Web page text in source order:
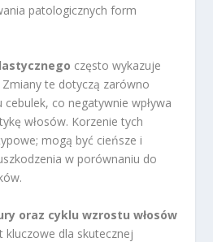
patologicznych form
często wykazuje
te dotyczą zarówno
cebulek, co negatywnie wpływa
włosów. Korzenie tych
mogą być cieńsze i
w porównaniu do
oraz cyklu wzrostu włosów
kluczowe dla skutecznej